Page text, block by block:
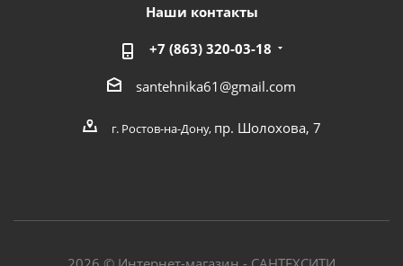
Наши контакты
+7 (863) 320-03-18
santehnika61@gmail.com
г. Ростов-на-Дону, пр. Шолохова, 7